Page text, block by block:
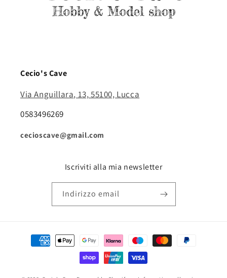
Cecio's Cave
Via Anguillara, 13, 55100, Lucca
0583496269
cecioscave@gmail.com
Iscriviti alla mia newsletter
Indirizzo email
Metodi